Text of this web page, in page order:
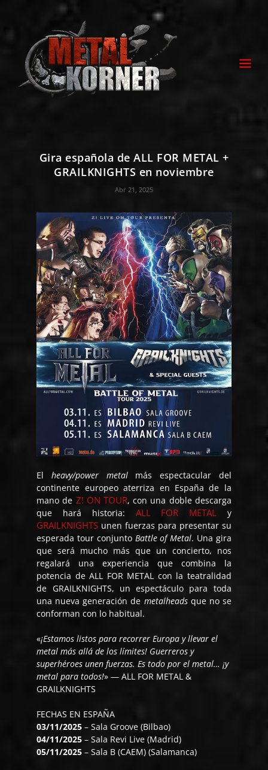
Gira española de ALL FOR METAL +
GRAILKNIGHTS en noviembre
Abr 21, 2025
El heavy/power metalmás espectacular del
continente europeo aterriza en España de la
mano de Z! ON TOUR, con una doble descarga
que hará historia: ALL FOR METAL y
GRAILKNIGHTS unen fuerzas para presentar su
esperada tour conjunto Battle ofMetal. Una gira
que será mucho más que un concierto, nos
regalará una experiencia que combina la
potencia de ALL FOR METAL con la teatralidad
de GRAILKNIGHTS, un espectáculo para toda
una nueva generación de metalheadsque no se
conforman con lo habitual.
«¡Estamos listos para recorrer Europa y llevar el
metal más allá de los límites! Guerreros y
superhéroes unen fuerzas. Es todo por el metal… ¡y
metal para todos!» — ALL FOR METAL &
GRAILKNIGHTS
FECHAS EN ESPAÑA
03/11/2025 – Sala Groove (Bilbao)
04/11/2025 – Sala Revi Live (Madrid)
05/11/2025 – Sala B (CAEM) (Salamanca)